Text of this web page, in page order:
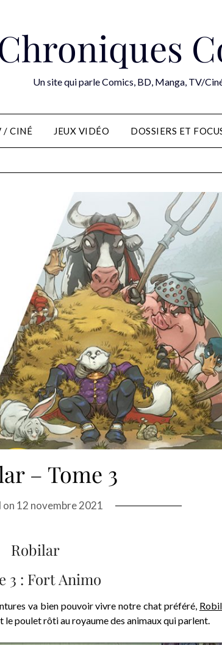
Un site qui parle Comics, BD, Manga, TV/
/ CINÉ JEUX VIDÉO DOSSIERS ET
– Tome 3
on 12 novembre 2021
Robilar
3 : Fort Animo
va bien pouvoir vivre notre chat préféré,
le poulet rôti au royaume des animaux qui parlent.